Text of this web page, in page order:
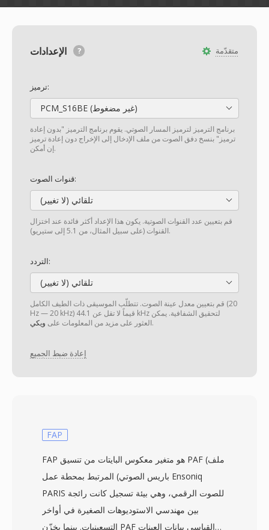
متقدّمة
ترميز:
PCM_S16BE (غير مضغوط)
برنامج الترميز لترميز المسار الصوتي. يقوم برنامج الترميز "بدون إعادة
ترميز" بنسخ دفق الصوت من ملف الإدخال إلى الإخراج دون إعادة ترميز
إن أمكن.
قنوات الصوت:
تلقائي (لا تغيير)
قم بتعيين عدد القنوات الصوتية. يكون هذا الإعداد أكثر فائدة عند اختزال
القنوات (على سبيل المثال، من 5.1 إلى ستيريو).
التردد:
تلقائي (لا تغيير)
قم بتعيين معدل عينة الصوت. تتطلّب الموسيقى ذات الطيف الكامل (20
Hz — 20 kHz) قيماً لا تقل عن 44.1 kHz لتحقيق الشفافية. يمكن
العثور على مزيد من المعلومات على ويكي .
إعادة ضبط الجميع
FAP
FAP هو متغير معكوس البايتات من تنسيق PAF (ملف
باريس الصوتي) المرتبط بمحطة عمل Ensoniq
PARIS للصوت الرقمي، وهي بيئة تسجيل كانت رائجة
بين مهندسي الاستوديوهات الصغيرة في أواخر
التسعينيات. بينما يخزّن PAF القياسي بيانات العينات